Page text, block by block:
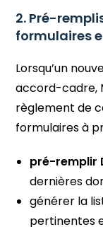
2. Pré-
formulaires
Lorsqu’un
accord-cadre,
règlement de
formulaires à
pré-remplir
dernières
générer la
pertinentes